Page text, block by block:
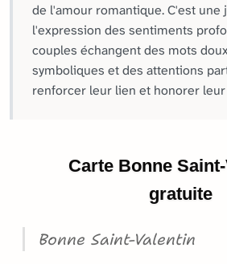
de l'amour romantique. C'est une
l'expression des sentiments
couples échangent des mots
symboliques et des attentions
renforcer leur lien et honorer
Carte Bonne
gratuite
Bonne Saint-Valentin